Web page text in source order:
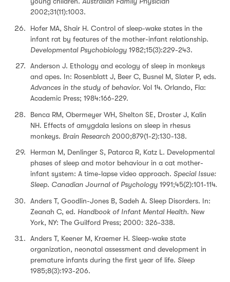
2002;31(11):1003.
Hofer MA, Shair H. Control of sleep-wake states in the
infant rat by features of the mother-infant relationship.
Developmental Psychobiology 1982;15(3):229-243.
Anderson J. Ethology and ecology of sleep in monkeys
and apes. In: Rosenblatt J, Beer C, Busnel M, Slater P, eds.
Advances in the study of behavior. Vol 14. Orlando, Fla:
Academic Press; 1984:166-229.
Benca RM, Obermeyer WH, Shelton SE, Droster J, Kalin
NH. Effects of amygdala lesions on sleep in rhesus
monkeys. Brain Research 2000;879(1-2):130-138.
Herman M, Denlinger S, Patarca R, Katz L. Developmental
phases of sleep and motor behaviour in a cat mother-
infant system: A time-lapse video approach. Special Issue:
Sleep. Canadian Journal of Psychology 1991;45(2):101-114.
Anders T, Goodlin-Jones B, Sadeh A. Sleep Disorders. In:
Zeanah C, ed. Handbook of Infant Mental Health. New
York, NY: The Guilford Press; 2000: 326-338.
Anders T, Keener M, Kraemer H. Sleep-wake state
organization, neonatal assessment and development in
premature infants during the first year of life. Sleep
1985;8(3):193-206.